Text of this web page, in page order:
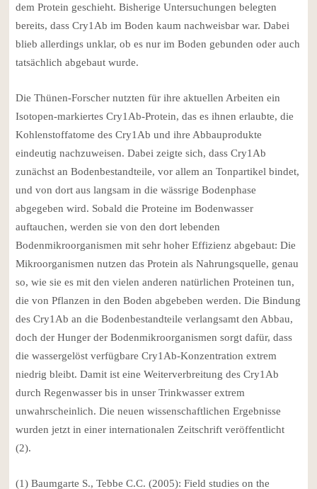
dem Protein geschieht. Bisherige Untersuchungen belegten
bereits, dass Cry1Ab im Boden kaum nachweisbar war. Dabei
blieb allerdings unklar, ob es nur im Boden gebunden oder auch
tatsächlich abgebaut wurde.
Die Thünen-Forscher nutzten für ihre aktuellen Arbeiten ein
Isotopen-markiertes Cry1Ab-Protein, das es ihnen erlaubte, die
Kohlenstoffatome des Cry1Ab und ihre Abbauprodukte
eindeutig nachzuweisen. Dabei zeigte sich, dass Cry1Ab
zunächst an Bodenbestandteile, vor allem an Tonpartikel bindet,
und von dort aus langsam in die wässrige Bodenphase
abgegeben wird. Sobald die Proteine im Bodenwasser
auftauchen, werden sie von den dort lebenden
Bodenmikroorganismen mit sehr hoher Effizienz abgebaut: Die
Mikroorganismen nutzen das Protein als Nahrungsquelle, genau
so, wie sie es mit den vielen anderen natürlichen Proteinen tun,
die von Pflanzen in den Boden abgebeben werden. Die Bindung
des Cry1Ab an die Bodenbestandteile verlangsamt den Abbau,
doch der Hunger der Bodenmikroorganismen sorgt dafür, dass
die wassergelöst verfügbare Cry1Ab-Konzentration extrem
niedrig bleibt. Damit ist eine Weiterverbreitung des Cry1Ab
durch Regenwasser bis in unser Trinkwasser extrem
unwahrscheinlich. Die neuen wissenschaftlichen Ergebnisse
wurden jetzt in einer internationalen Zeitschrift veröffentlicht
(2).
(1) Baumgarte S., Tebbe C.C. (2005): Field studies on the